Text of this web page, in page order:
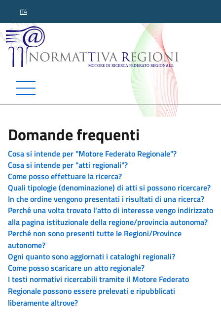
ITA
Normattiva Regioni -
Domande frequenti
Cosa si intende per "Motore Federato Regionale"?
Cosa si intende per "atti regionali"?
Come posso effettuare la ricerca?
Quali tipologie (denominazione) di atti si possono ricercare?
In che ordine vengono presentati i risultati di una ricerca?
Perché una volta trovato l'atto di interesse vengo indirizzato
alla pagina istituzionale della regione/provincia autonoma?
Perché non sono presenti tutte le Regioni/Province
autonome?
Ogni quanto sono aggiornati i cataloghi regionali?
Come posso scaricare un atto regionale?
I testi normativi ricercabili tramite il Motore Federato
Regionale possono essere prelevati e ripubblicati
liberamente altrove?